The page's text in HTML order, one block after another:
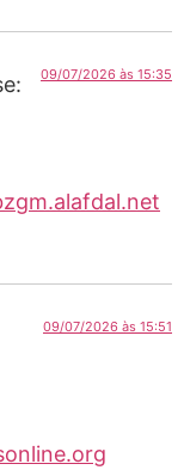
09/07/2026 às 15:35
09/07/2026 às 15:51